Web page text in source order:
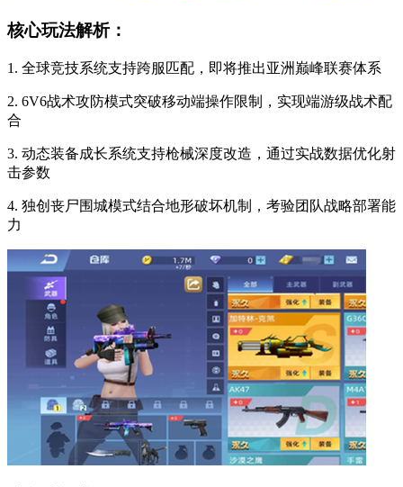
核心玩法解析：
1. 全球竞技系统支持跨服匹配，即将推出亚洲巅峰联赛体系
2. 6V6战术攻防模式突破移动端操作限制，实现端游级战术配
合
3. 动态装备成长系统支持枪械深度改造，通过实战数据优化射
击参数
4. 独创丧尸围城模式结合地形破坏机制，考验团队战略部署能
力